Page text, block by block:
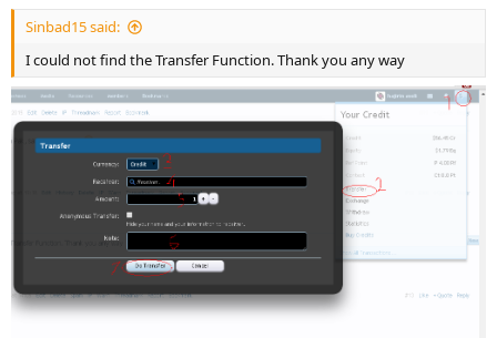
Sinbad15 said:
I could not find the Transfer Function. Thank you any way